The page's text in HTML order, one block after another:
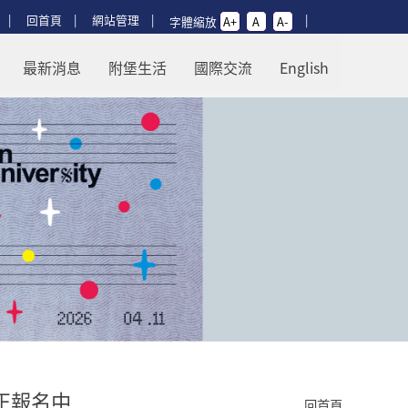
回首頁 網站管理 字體縮放 A+ A A-
附中首頁
最新消息 附堡生活 國際交流 English
報名中